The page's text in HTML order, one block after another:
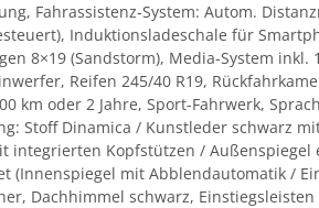
Fahrassistenz-System: Autom.
Induktionsladeschale für
8×19 (Sandstorm), Media-System
Reifen 245/40 R19,
km oder 2 Jahre, Sport-Fahrwerk,
Stoff Dinamica / Kunstleder schwarz
integrierten Kopfstützen /
(Innenspiegel mit Abblendautomatik /
Dachhimmel schwarz,